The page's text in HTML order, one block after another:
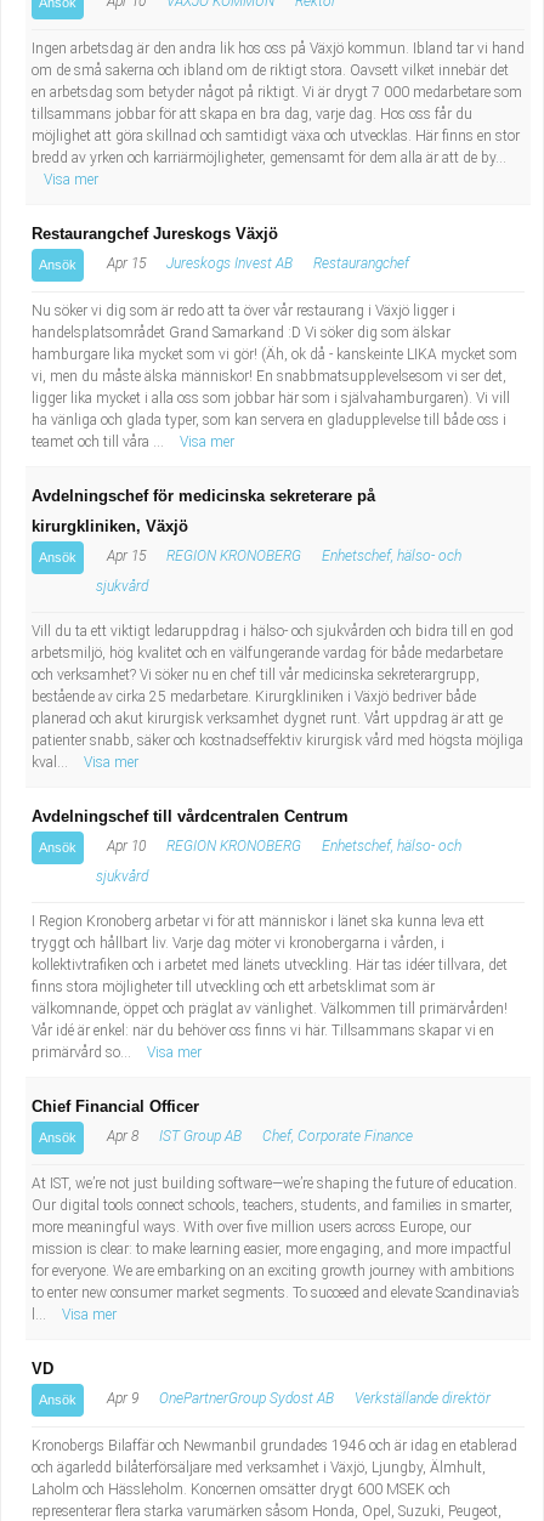
Ingen arbetsdag är den andra lik hos oss på Växjö kommun. Ibland tar vi hand
om de små sakerna och ibland om de riktigt stora. Oavsett vilket innebär det
en arbetsdag som betyder något på riktigt. Vi är drygt 7 000 medarbetare som
tillsammans jobbar för att skapa en bra dag, varje dag. Hos oss får du
möjlighet att göra skillnad och samtidigt växa och utvecklas. Här finns en stor
bredd av yrken och karriärmöjligheter, gemensamt för dem alla är att de by...
Visa mer
Restaurangchef Jureskogs Växjö
Ansök Apr 15 Jureskogs Invest AB Restaurangchef
Nu söker vi dig som är redo att ta över vår restaurang i Växjö ligger i
handelsplatsområdet Grand Samarkand :D Vi söker dig som älskar
hamburgare lika mycket som vi gör! (Äh, ok då - kanskeinte LIKA mycket som
vi, men du måste älska människor! En snabbmatsupplevelsesom vi ser det,
ligger lika mycket i alla oss som jobbar här som i självahamburgaren). Vi vill
ha vänliga och glada typer, som kan servera en gladupplevelse till både oss i
teamet och till våra ...
Visa mer
Avdelningschef för medicinska sekreterare på
kirurgkliniken, Växjö
Ansök Apr 15 REGION KRONOBERG
Enhetschef, hälso- och
sjukvård
Vill du ta ett viktigt ledaruppdrag i hälso- och sjukvården och bidra till en god
arbetsmiljö, hög kvalitet och en välfungerande vardag för både medarbetare
och verksamhet? Vi söker nu en chef till vår medicinska sekreterargrupp,
bestående av cirka 25 medarbetare. Kirurgkliniken i Växjö bedriver både
planerad och akut kirurgisk verksamhet dygnet runt. Vårt uppdrag är att ge
patienter snabb, säker och kostnadseffektiv kirurgisk vård med högsta möjliga
kval...
Visa mer
Avdelningschef till vårdcentralen Centrum
Ansök Apr 10 REGION KRONOBERG
Enhetschef, hälso- och
sjukvård
I Region Kronoberg arbetar vi för att människor i länet ska kunna leva ett
tryggt och hållbart liv. Varje dag möter vi kronobergarna i vården, i
kollektivtrafiken och i arbetet med länets utveckling. Här tas idéer tillvara, det
finns stora möjligheter till utveckling och ett arbetsklimat som är
välkomnande, öppet och präglat av vänlighet. Välkommen till primärvården!
Vår idé är enkel: när du behöver oss finns vi här. Tillsammans skapar vi en
primärvård so...
Visa mer
Chief Financial Officer
Ansök Apr 8 IST Group AB Chef, Corporate Finance
At IST, we’re not just building software—we’re shaping the future of education.
Our digital tools connect schools, teachers, students, and families in smarter,
more meaningful ways. With over five million users across Europe, our
mission is clear: to make learning easier, more engaging, and more impactful
for everyone. We are embarking on an exciting growth journey with ambitions
to enter new consumer market segments. To succeed and elevate Scandinavia’s
l...
Visa mer
VD
Ansök Apr 9 OnePartnerGroup Sydost AB Verkställande direktör
Kronobergs Bilaffär och Newmanbil grundades 1946 och är idag en etablerad
och ägarledd bilåterförsäljare med verksamhet i Växjö, Ljungby, Älmhult,
Laholm och Hässleholm. Koncernen omsätter drygt 600 MSEK och
representerar flera starka varumärken såsom Honda, Opel, Suzuki, Peugeot,